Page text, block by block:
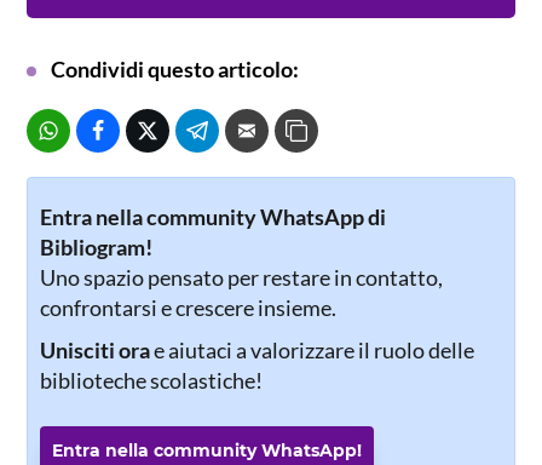
Condividi questo articolo:
Entra nella community WhatsApp di
Bibliogram!
Uno spazio pensato per restare in contatto,
confrontarsi e crescere insieme.
Unisciti orae aiutaci a valorizzare il ruolo delle
biblioteche scolastiche!
Entra nella community WhatsApp!